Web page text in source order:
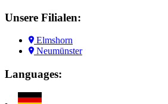
Unsere Filialen:
Elmshorn
Neumünster
Languages: